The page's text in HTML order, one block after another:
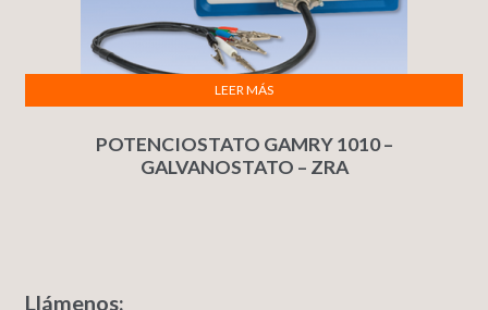
POTENCIOSTATO GAMRY 1010 –
GALVANOSTATO – ZRA
LEER MÁS
Llámenos: